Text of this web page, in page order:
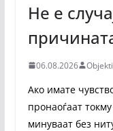
Не е
06.08.2026
Ако имате
пронаоѓаат
минуваат без